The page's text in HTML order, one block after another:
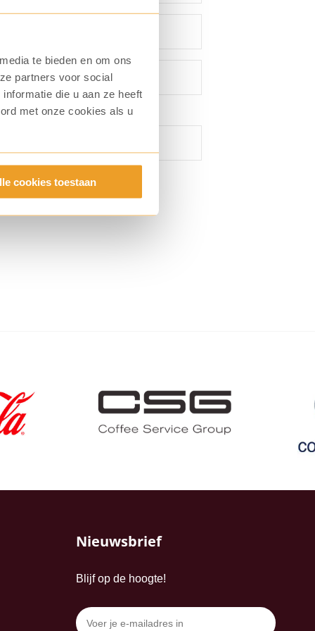
te bieden en om ons
partners voor social
die u aan ze heeft
met onze cookies als u
cookies toestaan
Nieuwsbrief
Blijf op de hoogte!